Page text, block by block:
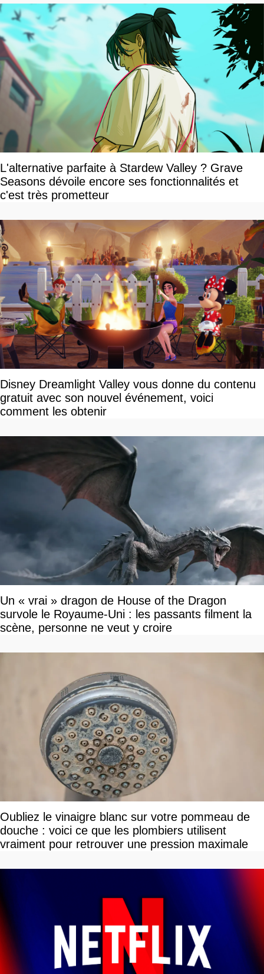
L'alternative parfaite à Stardew Valley ? Grave
Seasons dévoile encore ses fonctionnalités et
c'est très prometteur
Disney Dreamlight Valley vous donne du contenu
gratuit avec son nouvel événement, voici
comment les obtenir
Un « vrai » dragon de House of the Dragon
survole le Royaume-Uni : les passants filment la
scène, personne ne veut y croire
Oubliez le vinaigre blanc sur votre pommeau de
douche : voici ce que les plombiers utilisent
vraiment pour retrouver une pression maximale